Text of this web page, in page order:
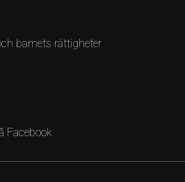
barnets rättigheter
Facebook